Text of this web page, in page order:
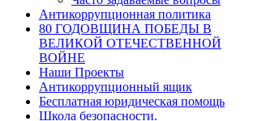
Антикоррупционная политика
80 ГОДОВЩИНА ПОБЕДЫ В
ВЕЛИКОЙ ОТЕЧЕСТВЕННОЙ
ВОЙНЕ
Наши Проекты
Антикоррупционный ящик
Бесплатная юридическая помощь
Школа безопасности.